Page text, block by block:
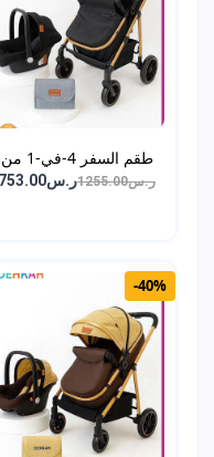
طقم السفر 4-في-1 من
DEH...
ر.س1255.00 ر.س753.00
-40%